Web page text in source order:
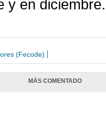
y en
(Fecode)
MÁS COMENTADO